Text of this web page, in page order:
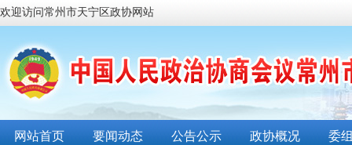
欢迎访问常州市天宁区政协网站
网站首页 要闻动态 公告公示 政协概况 委